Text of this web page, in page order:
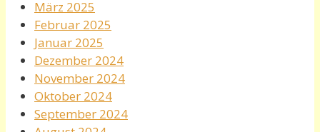
März 2025
Februar 2025
Januar 2025
Dezember 2024
November 2024
Oktober 2024
September 2024